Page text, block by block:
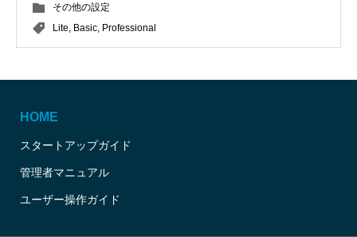
その他の設定
Lite Basic Professional
HOME
スタートアップガイド
管理者マニュアル
ユーザー操作ガイド